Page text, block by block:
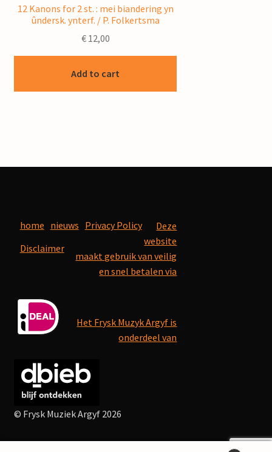
12 Kanons for 2 st. : mei biandering yn
ûndersk. ynterf. / P. Folkertsma
€12,00
Add to cart
home nieuws Privacy Policy
Disclaimer
Deze
website
maakt gebruik van veilig
en snel betalen via
Het Frysk Muzyk Argyf is
onderdeel van
© Frysk Muziek Argyf 2026